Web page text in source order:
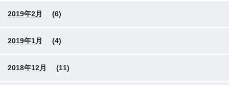
2019年2月 (6)
2019年1月 (4)
2018年12月 (11)